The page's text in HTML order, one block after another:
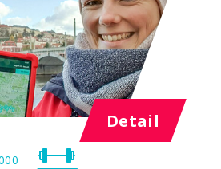
Detail